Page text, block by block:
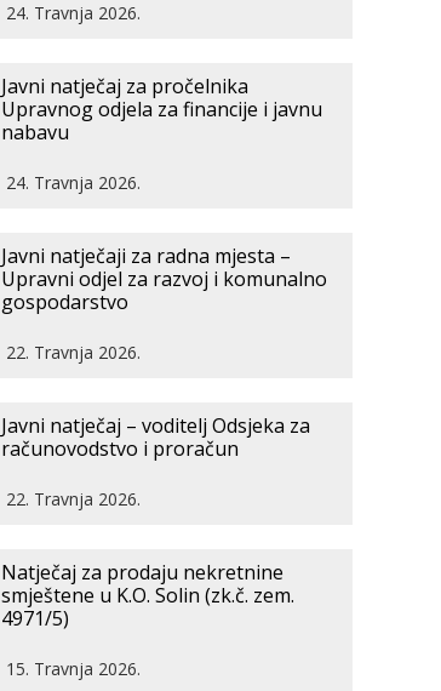
24. Travnja 2026.
Javni natječaj za pročelnika
Upravnog odjela za financije i javnu
nabavu
24. Travnja 2026.
Javni natječaji za radna mjesta –
Upravni odjel za razvoj i komunalno
gospodarstvo
22. Travnja 2026.
Javni natječaj – voditelj Odsjeka za
računovodstvo i proračun
22. Travnja 2026.
Natječaj za prodaju nekretnine
smještene u K.O. Solin (zk.č. zem.
4971/5)
15. Travnja 2026.